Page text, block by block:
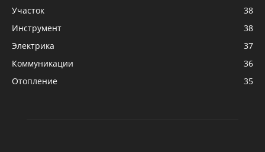
Участок
38
Инструмент
38
Электрика
37
Коммуникации
36
Отопление
35